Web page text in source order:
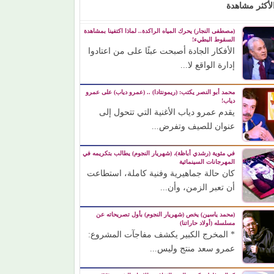
مشاهدة
(مصطفى النجار) يحرك المياه الراكدة.. لماذا اكتفينا بمشاهدة
السقوط البطيء!
الأفكار الجادة أصبحت عبئًا على من اعتادوا
إدارة الواقع لا...
محمد أبو النصر يكتب: (ريمونتادا) .. (عمرو دياب) على عمرو
دياب!
يقدم عمرو دياب الأغنية التي تتحول إلى
عنوان للصيف وتفرض...
في مئوية (رشدي أباظة)، (شهريار النجوم) يطالب بتكريمه في
المهرجانات السينمائية
كان حالة جماهيرية وفنية كاملة، استطاعت
أن تعبر الزمن، وأن...
(محمد ياسين) يخص (شهريار النجوم) بأول تصريحاته عن
مسلسله (أولاد حاراتنا)
* المخرج الكبير يكشف مفاجآت المشروع:
عمرو سعد منتج وليس...